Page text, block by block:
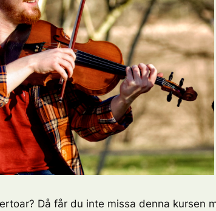
Då får du inte missa denna kursen